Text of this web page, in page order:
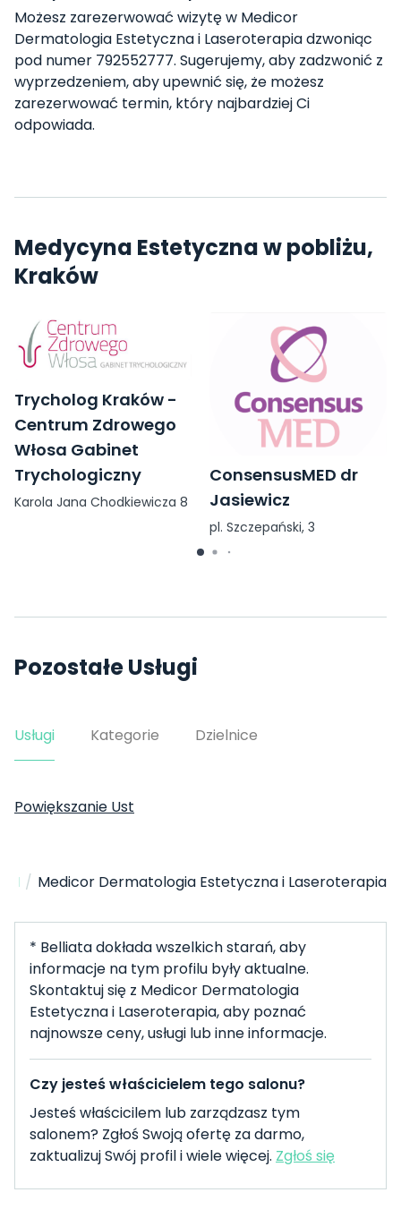
Możesz zarezerwować wizytę w Medicor
Dermatologia Estetyczna i Laseroterapia dzwoniąc
pod numer 792552777. Sugerujemy, aby zadzwonić z
wyprzedzeniem, aby upewnić się, że możesz
zarezerwować termin, który najbardziej Ci
odpowiada.
Medycyna Estetyczna w pobliżu,
Kraków
Trycholog Kraków -
Centrum Zdrowego
Włosa Gabinet
Trychologiczny
Karola Jana Chodkiewicza 8
ConsensusMED dr
Jasiewicz
pl. Szczepański, 3
Pozostałe Usługi
Usługi Kategorie Dzielnice
Powiększanie Ust
Strona Główna
/
Medycyna Estetyczna
/Kraków
/ Medicor Dermatologia Estetyczna i Laseroterapia
* Belliata dokłada wszelkich starań, aby
informacje na tym profilu były aktualne.
Skontaktuj się z Medicor Dermatologia
Estetyczna i Laseroterapia, aby poznać
najnowsze ceny, usługi lub inne informacje.
Czy jesteś właścicielem tego salonu?
Jesteś właścicilem lub zarządzasz tym
salonem? Zgłoś Swoją ofertę za darmo,
zaktualizuj Swój profil i wiele więcej. Zgłoś się